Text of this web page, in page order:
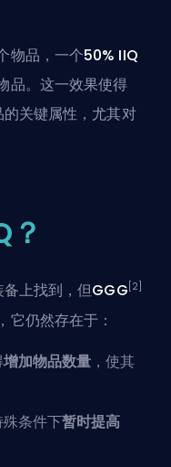
物品，一个50% IIQ
品。这一效果使得
关键属性，尤其对
上找到，但GGG [2]
它仍然存在于：
增加物品数量 ，使其
条件下暂时提高